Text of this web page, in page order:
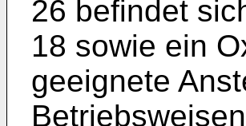
26 befindet
18 sowie ein
geeignete